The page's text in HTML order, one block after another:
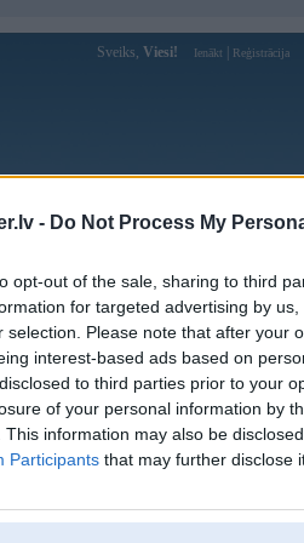
- Do Not Process My
opt-out of the sale, sharing to third
for targeted advertising by
selection. Please note that after your
interest-based ads based on
to third parties prior to your
of your personal information by
This information may also be
Participants that may further disclose
Sveiks, Viesi! Ienākt Reģistrācija
Forums Galerijas Reģistrācija
Lietotāja wrum
Lietotājvārds:
Braucu ar:
Ziņojumi forumā:
[Pēdējie